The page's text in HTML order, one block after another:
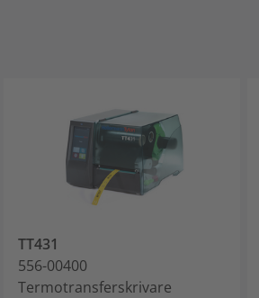
TT431
556-00400
Termotransferskrivare